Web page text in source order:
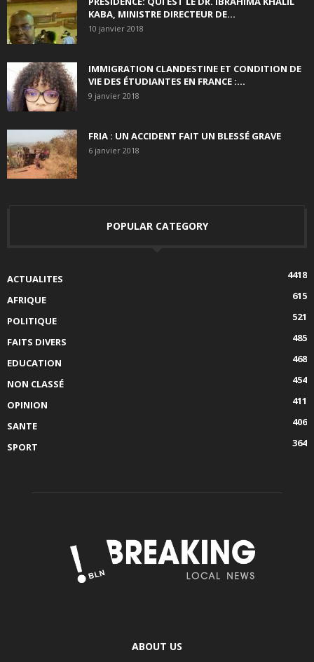
KABA, MINISTRE DIRECTEUR DE...
10 janvier 2018
IMMIGRATION CLANDESTINE ET CONDITION DE
VIE DES ÉTUDIANTES EN FRANCE :...
9 janvier 2018
FRIA : UN ACCIDENT FAIT UN BLESSÉ GRAVE
6 janvier 2018
POPULAR CATEGORY
ACTUALITES
4418
AFRIQUE
615
POLITIQUE
521
FAITS DIVERS
485
EDUCATION
468
NON CLASSÉ
454
OPINION
411
SANTE
406
SPORT
364
ABOUT US